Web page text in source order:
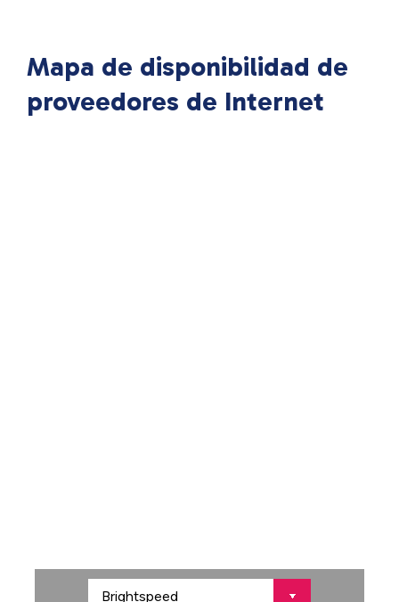
Mapa de disponibilidad de
proveedores de Internet